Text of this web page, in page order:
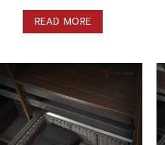
READ MORE